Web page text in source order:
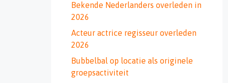
Bekende Nederlanders overleden in
2026
Acteur actrice regisseur overleden
2026
Bubbelbal op locatie als originele
groepsactiviteit